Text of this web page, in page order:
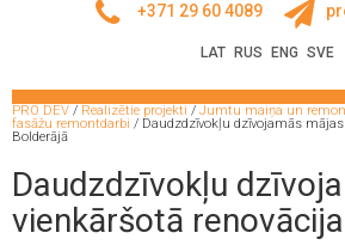
+371 29 60 4089
LAT RUS ENG SVE
PRO DEV / Realizētie projekti / Jumtu maiņa un
fasāžu remontdarbi / Daudzdzīvokļu dzīvojamās
Bolderājā
Daudzdzīvokļu
vienkāršotā